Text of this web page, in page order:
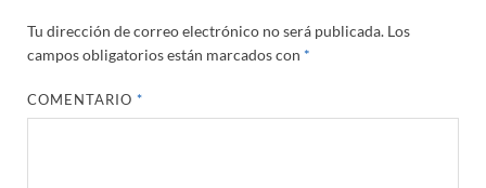
Tu dirección de correo electrónico no será publicada. Los
campos obligatorios están marcados con *
COMENTARIO*